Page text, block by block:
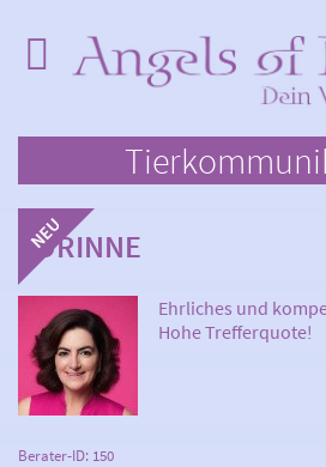
CORINNE
Ehrliches und
Hohe Trefferquote!
Berater-ID: 150